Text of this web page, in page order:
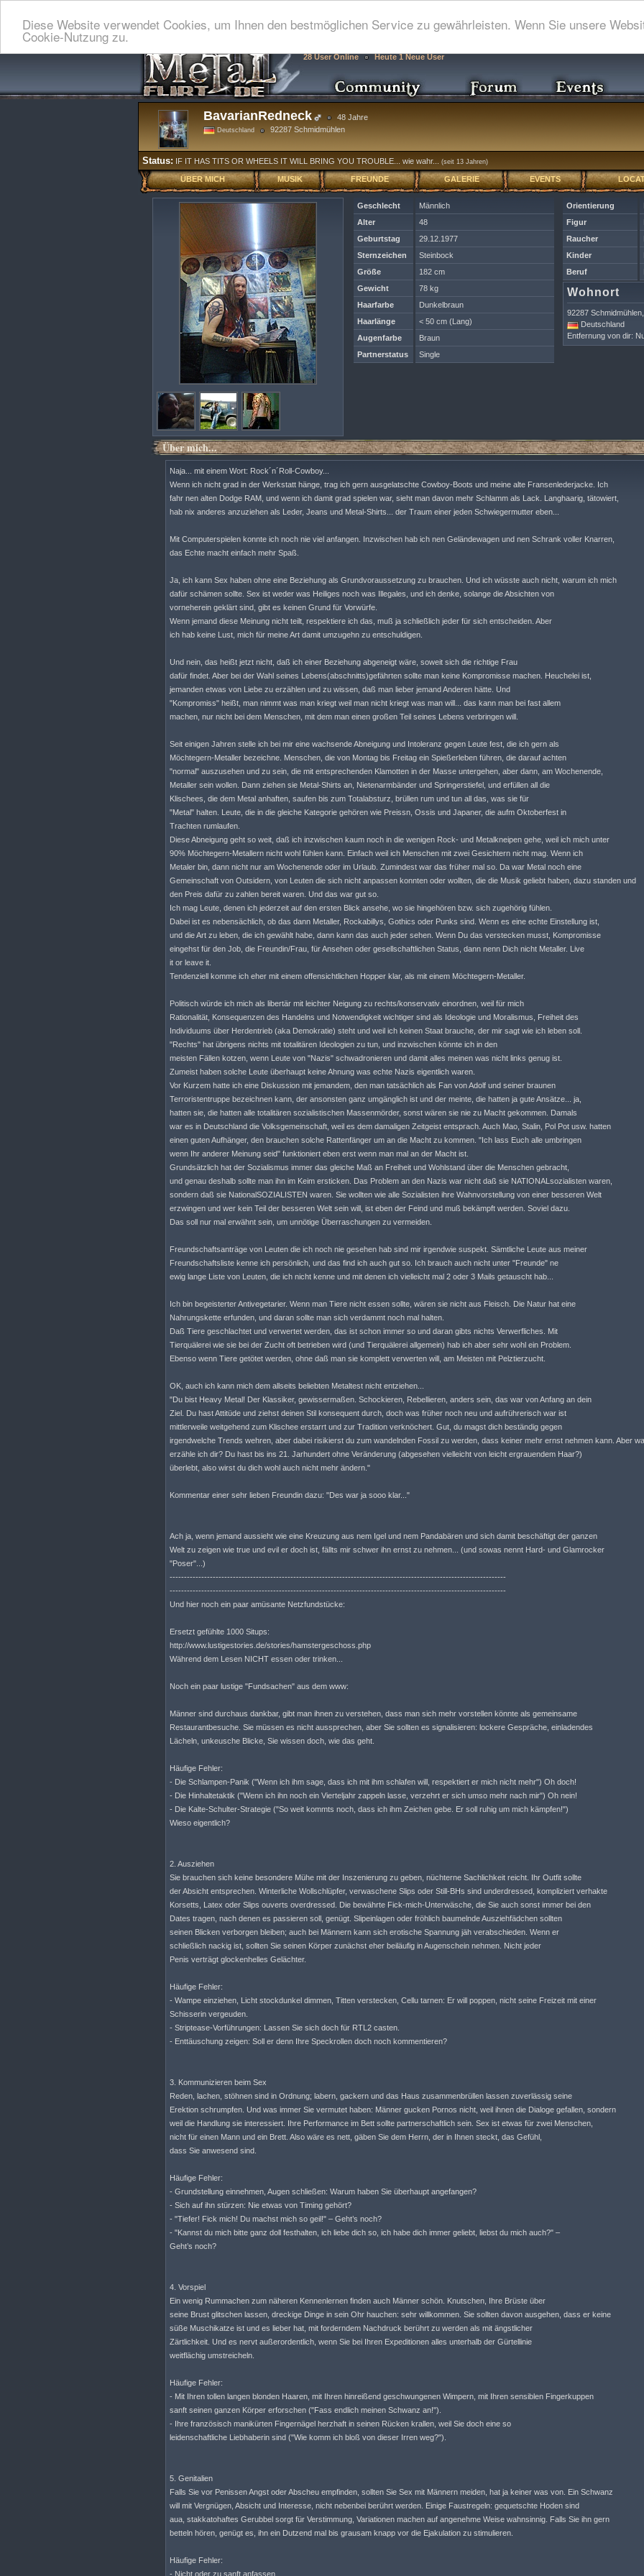
Diese Website verwendet Cookies, um Ihnen den bestmöglichen Service zu gewährleisten. Wenn Sie unsere
Cookie-Nutzung zu.
28 User Online Heute 1 Neue User
BavarianRedneck 48 Jahre
Deutschland 92287 Schmidmühlen
Status: IF IT HAS TITS OR WHEELS IT WILL BRING YOU TROUBLE... wie wahr... (seit 13 Jahren)
ÜBER MICH MUSIK FREUNDE GALERIE EVENTS
Orientierung
Figur
Raucher
Kinder
Beruf
Wohnort
92287
Deutschland
Entfernung von dir:
Geschlecht
Männlich
Alter
48
Geburtstag
29.12.1977
Sternzeichen
Steinbock
Größe
182 cm
Gewicht
78 kg
Haarfarbe
Dunkelbraun
Haarlänge
< 50 cm (Lang)
Augenfarbe
Braun
Partnerstatus
Single
Über mich...
Naja... mit einem Wort: Rock´n´Roll-Cowboy...
Wenn ich nicht grad in der Werkstatt hänge, trag ich gern ausgelatschte Cowboy-Boots und meine alte Fransenlederjacke. Ich
fahr nen alten Dodge RAM, und wenn ich damit grad spielen war, sieht man davon mehr Schlamm als Lack. Langhaarig, tätowiert,
hab nix anderes anzuziehen als Leder, Jeans und Metal-Shirts... der Traum einer jeden Schwiegermutter eben...
Mit Computerspielen konnte ich noch nie viel anfangen. Inzwischen hab ich nen Geländewagen und nen Schrank voller Knarren,
das Echte macht einfach mehr Spaß.
Ja, ich kann Sex haben ohne eine Beziehung als Grundvoraussetzung zu brauchen. Und ich wüsste auch nicht, warum ich mich
dafür schämen sollte. Sex ist weder was Heiliges noch was Illegales, und ich denke, solange die Absichten von
vorneherein geklärt sind, gibt es keinen Grund für Vorwürfe.
Wenn jemand diese Meinung nicht teilt, respektiere ich das, muß ja schließlich jeder für sich entscheiden. Aber
ich hab keine Lust, mich für meine Art damit umzugehn zu entschuldigen.
Und nein, das heißt jetzt nicht, daß ich einer Beziehung abgeneigt wäre, soweit sich die richtige Frau
dafür findet. Aber bei der Wahl seines Lebens(abschnitts)gefährten sollte man keine Kompromisse machen. Heuchelei ist,
jemanden etwas von Liebe zu erzählen und zu wissen, daß man lieber jemand Anderen hätte. Und
"Kompromiss" heißt, man nimmt was man kriegt weil man nicht kriegt was man will... das kann man bei fast allem
machen, nur nicht bei dem Menschen, mit dem man einen großen Teil seines Lebens verbringen will.
Seit einigen Jahren stelle ich bei mir eine wachsende Abneigung und Intoleranz gegen Leute fest, die ich gern als
Möchtegern-Metaller bezeichne. Menschen, die von Montag bis Freitag ein Spießerleben führen, die darauf achten
"normal" auszusehen und zu sein, die mit entsprechenden Klamotten in der Masse untergehen, aber dann, am Wochenende,
Metaller sein wollen. Dann ziehen sie Metal-Shirts an, Nietenarmbänder und Springerstiefel, und erfüllen all die
Klischees, die dem Metal anhaften, saufen bis zum Totalabsturz, brüllen rum und tun all das, was sie für
"Metal" halten. Leute, die in die gleiche Kategorie gehören wie Preissn, Ossis und Japaner, die aufm Oktoberfest in
Trachten rumlaufen.
Diese Abneigung geht so weit, daß ich inzwischen kaum noch in die wenigen Rock- und Metalkneipen gehe, weil ich mich unter
90% Möchtegern-Metallern nicht wohl fühlen kann. Einfach weil ich Menschen mit zwei Gesichtern nicht mag. Wenn ich
Metaler bin, dann nicht nur am Wochenende oder im Urlaub. Zumindest war das früher mal so. Da war Metal noch eine
Gemeinschaft von Outsidern, von Leuten die sich nicht anpassen konnten oder wollten, die die Musik geliebt haben, dazu standen und
den Preis dafür zu zahlen bereit waren. Und das war gut so.
Ich mag Leute, denen ich jederzeit auf den ersten Blick ansehe, wo sie hingehören bzw. sich zugehörig fühlen.
Dabei ist es nebensächlich, ob das dann Metaller, Rockabillys, Gothics oder Punks sind. Wenn es eine echte Einstellung ist,
und die Art zu leben, die ich gewählt habe, dann kann das auch jeder sehen. Wenn Du das verstecken musst, Kompromisse
eingehst für den Job, die Freundin/Frau, für Ansehen oder gesellschaftlichen Status, dann nenn Dich nicht Metaller. Live
it or leave it.
Tendenziell komme ich eher mit einem offensichtlichen Hopper klar, als mit einem Möchtegern-Metaller.
Politisch würde ich mich als libertär mit leichter Neigung zu rechts/konservativ einordnen, weil für mich
Rationalität, Konsequenzen des Handelns und Notwendigkeit wichtiger sind als Ideologie und Moralismus, Freiheit des
Individuums über Herdentrieb (aka Demokratie) steht und weil ich keinen Staat brauche, der mir sagt wie ich leben soll.
"Rechts" hat übrigens nichts mit totalitären Ideologien zu tun, und inzwischen könnte ich in den
meisten Fällen kotzen, wenn Leute von "Nazis" schwadronieren und damit alles meinen was nicht links genug ist.
Zumeist haben solche Leute überhaupt keine Ahnung was echte Nazis eigentlich waren.
Vor Kurzem hatte ich eine Diskussion mit jemandem, den man tatsächlich als Fan von Adolf und seiner braunen
Terroristentruppe bezeichnen kann, der ansonsten ganz umgänglich ist und der meinte, die hatten ja gute Ansätze... ja,
hatten sie, die hatten alle totalitären sozialistischen Massenmörder, sonst wären sie nie zu Macht gekommen. Damals
war es in Deutschland die Volksgemeinschaft, weil es dem damaligen Zeitgeist entsprach. Auch Mao, Stalin, Pol Pot usw. hatten
einen guten Aufhänger, den brauchen solche Rattenfänger um an die Macht zu kommen. "Ich lass Euch alle umbringen
wenn Ihr anderer Meinung seid" funktioniert eben erst wenn man mal an der Macht ist.
Grundsätzlich hat der Sozialismus immer das gleiche Maß an Freiheit und Wohlstand über die Menschen gebracht,
und genau deshalb sollte man ihn im Keim ersticken. Das Problem an den Nazis war nicht daß sie NATIONALsozialisten waren,
sondern daß sie NationalSOZIALISTEN waren. Sie wollten wie alle Sozialisten ihre Wahnvorstellung von einer besseren Welt
erzwingen und wer kein Teil der besseren Welt sein will, ist eben der Feind und muß bekämpft werden. Soviel dazu.
Das soll nur mal erwähnt sein, um unnötige Überraschungen zu vermeiden.
Freundschaftsanträge von Leuten die ich noch nie gesehen hab sind mir irgendwie suspekt. Sämtliche Leute aus meiner
Freundschaftsliste kenne ich persönlich, und das find ich auch gut so. Ich brauch auch nicht unter "Freunde" ne
ewig lange Liste von Leuten, die ich nicht kenne und mit denen ich vielleicht mal 2 oder 3 Mails getauscht hab...
Ich bin begeisterter Antivegetarier. Wenn man Tiere nicht essen sollte, wären sie nicht aus Fleisch. Die Natur hat eine
Nahrungskette erfunden, und daran sollte man sich verdammt noch mal halten.
Daß Tiere geschlachtet und verwertet werden, das ist schon immer so und daran gibts nichts Verwerfliches. Mit
Tierquälerei wie sie bei der Zucht oft betrieben wird (und Tierquälerei allgemein) hab ich aber sehr wohl ein Problem.
Ebenso wenn Tiere getötet werden, ohne daß man sie komplett verwerten will, am Meisten mit Pelztierzucht.
OK, auch ich kann mich dem allseits beliebten Metaltest nicht entziehen...
"Du bist Heavy Metal! Der Klassiker, gewissermaßen. Schockieren, Rebellieren, anders sein, das war von Anfang an dein
Ziel. Du hast Attitüde und ziehst deinen Stil konsequent durch, doch was früher noch neu und aufrührerisch war ist
mittlerweile weitgehend zum Klischee erstarrt und zur Tradition verknöchert. Gut, du magst dich beständig gegen
irgendwelche Trends wehren, aber dabei risikierst du zum wandelnden Fossil zu werden, dass keiner mehr ernst nehmen kann. Aber
erzähle ich dir? Du hast bis ins 21. Jarhundert ohne Veränderung (abgesehen vielleicht von leicht ergrauendem Haar?)
überlebt, also wirst du dich wohl auch nicht mehr ändern."
Kommentar einer sehr lieben Freundin dazu: "Des war ja sooo klar..."
Ach ja, wenn jemand aussieht wie eine Kreuzung aus nem Igel und nem Pandabären und sich damit beschäftigt der ganzen
Welt zu zeigen wie true und evil er doch ist, fällts mir schwer ihn ernst zu nehmen... (und sowas nennt Hard- und Glamrocker
"Poser"...)
---------------------------------------------------------------------------------------------------------------------
---------------------------------------------------------------------------------------------------------------------
Und hier noch ein paar amüsante Netzfundstücke:
Ersetzt gefühlte 1000 Situps:
http://www.lustigestories.de/stories/hamstergeschoss.php
Während dem Lesen NICHT essen oder trinken...
Noch ein paar lustige "Fundsachen" aus dem www:
Männer sind durchaus dankbar, gibt man ihnen zu verstehen, dass man sich mehr vorstellen könnte als gemeinsame
Restaurantbesuche. Sie müssen es nicht aussprechen, aber Sie sollten es signalisieren: lockere Gespräche, einladendes
Lächeln, unkeusche Blicke, Sie wissen doch, wie das geht.
Häufige Fehler:
- Die Schlampen-Panik ("Wenn ich ihm sage, dass ich mit ihm schlafen will, respektiert er mich nicht mehr") Oh doch!
- Die Hinhaltetaktik ("Wenn ich ihn noch ein Vierteljahr zappeln lasse, verzehrt er sich umso mehr nach mir") Oh nein!
- Die Kalte-Schulter-Strategie ("So weit kommts noch, dass ich ihm Zeichen gebe. Er soll ruhig um mich kämpfen!")
Wieso eigentlich?
2. Ausziehen
Sie brauchen sich keine besondere Mühe mit der Inszenierung zu geben, nüchterne Sachlichkeit reicht. Ihr Outfit sollte
der Absicht entsprechen. Winterliche Wollschlüpfer, verwaschene Slips oder Still-BHs sind underdressed, kompliziert verhakte
Korsetts, Latex oder Slips ouverts overdressed. Die bewährte Fick-mich-Unterwäsche, die Sie auch sonst immer bei den
Dates tragen, nach denen es passieren soll, genügt. Slipeinlagen oder fröhlich baumelnde Ausziehfädchen sollten
seinen Blicken verborgen bleiben; auch bei Männern kann sich erotische Spannung jäh verabschieden. Wenn er
schließlich nackig ist, sollten Sie seinen Körper zunächst eher beiläufig in Augenschein nehmen. Nicht jeder
Penis verträgt glockenhelles Gelächter.
Häufige Fehler:
- Wampe einziehen, Licht stockdunkel dimmen, Titten verstecken, Cellu tarnen: Er will poppen, nicht seine Freizeit mit einer
Schisserin vergeuden.
- Striptease-Vorführungen: Lassen Sie sich doch für RTL2 casten.
- Enttäuschung zeigen: Soll er denn Ihre Speckrollen doch noch kommentieren?
3. Kommunizieren beim Sex
Reden, lachen, stöhnen sind in Ordnung; labern, gackern und das Haus zusammenbrüllen lassen zuverlässig seine
Erektion schrumpfen. Und was immer Sie vermutet haben: Männer gucken Pornos nicht, weil ihnen die Dialoge gefallen, sondern
weil die Handlung sie interessiert. Ihre Performance im Bett sollte partnerschaftlich sein. Sex ist etwas für zwei Menschen,
nicht für einen Mann und ein Brett. Also wäre es nett, gäben Sie dem Herrn, der in Ihnen steckt, das Gefühl,
dass Sie anwesend sind.
Häufige Fehler:
- Grundstellung einnehmen, Augen schließen: Warum haben Sie überhaupt angefangen?
- Sich auf ihn stürzen: Nie etwas von Timing gehört?
- "Tiefer! Fick mich! Du machst mich so geil!" – Geht’s noch?
- "Kannst du mich bitte ganz doll festhalten, ich liebe dich so, ich habe dich immer geliebt, liebst du mich auch?" –
Geht’s noch?
4. Vorspiel
Ein wenig Rummachen zum näheren Kennenlernen finden auch Männer schön. Knutschen, Ihre Brüste über
seine Brust glitschen lassen, dreckige Dinge in sein Ohr hauchen: sehr willkommen. Sie sollten davon ausgehen, dass er keine
süße Muschikatze ist und es lieber hat, mit forderndem Nachdruck berührt zu werden als mit ängstlicher
Zärtlichkeit. Und es nervt außerordentlich, wenn Sie bei Ihren Expeditionen alles unterhalb der Gürtellinie
weitflächig umstreicheln.
Häufige Fehler:
- Mit Ihren tollen langen blonden Haaren, mit Ihren hinreißend geschwungenen Wimpern, mit Ihren sensiblen Fingerkuppen
sanft seinen ganzen Körper erforschen ("Fass endlich meinen Schwanz an!").
- Ihre französisch manikürten Fingernägel herzhaft in seinen Rücken krallen, weil Sie doch eine so
leidenschaftliche Liebhaberin sind ("Wie komm ich bloß von dieser Irren weg?").
5. Genitalien
Falls Sie vor Penissen Angst oder Abscheu empfinden, sollten Sie Sex mit Männern meiden, hat ja keiner was von. Ein Schwanz
will mit Vergnügen, Absicht und Interesse, nicht nebenbei berührt werden. Einige Faustregeln: gequetschte Hoden sind
aua, stakkatohaftes Gerubbel sorgt für Verstimmung, Variationen machen auf angenehme Weise wahnsinnig. Falls Sie ihn gern
betteln hören, genügt es, ihn ein Dutzend mal bis grausam knapp vor die Ejakulation zu stimulieren.
Häufige Fehler:
- Nicht oder zu sanft anfassen.